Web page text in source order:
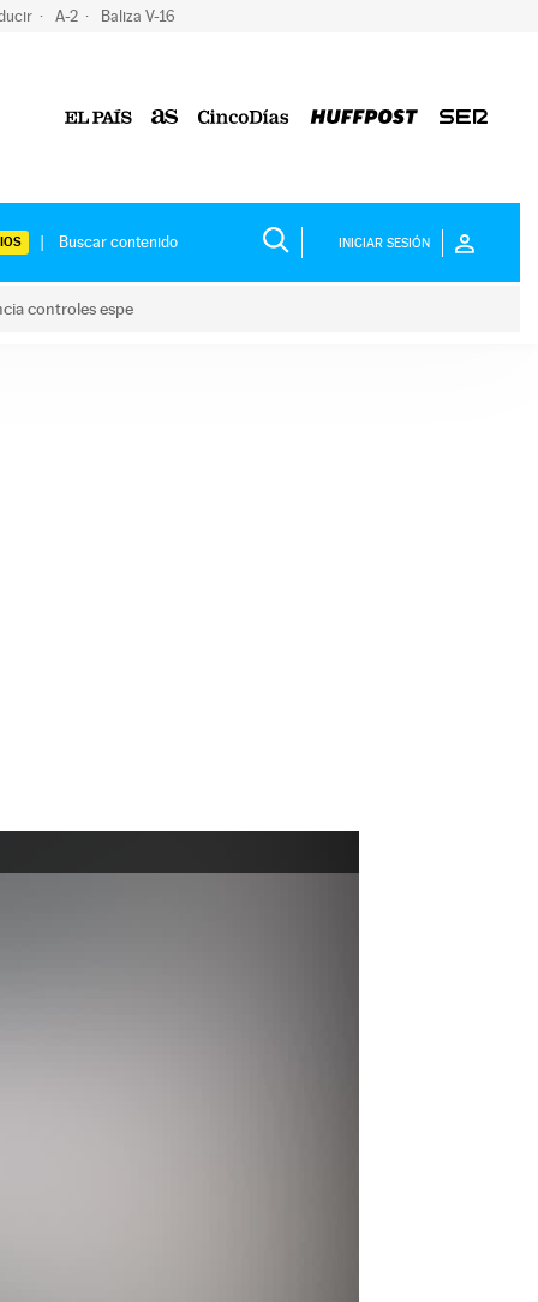
A-2 Baliza V-16
INICIAR SESIÓN
controles espe